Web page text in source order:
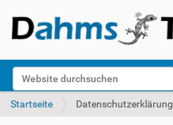
Website durchsuchen
k
Startseite Datenschutzerklärung